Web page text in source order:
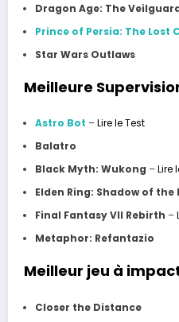
Dragon Age: The
Prince of Persia: The Lost
Star Wars Outlaws
Meilleure
Astro Bot –Lire le Test
Balatro
Black Myth: Wukong –Lire
Elden Ring: Shadow of the
Final Fantasy VII Rebirth –
Metaphor: Refantazio
Meilleur jeu à
Closer the Distance